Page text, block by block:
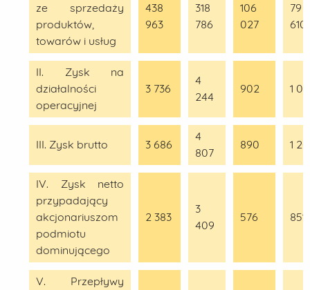
ze sprzedaży
produktów,
towarów i usług
438
963
318
786
106
027
79
610
II. Zysk na
działalności
operacyjnej
3 736
4
244
902 1
III. Zysk brutto 3 686
4
807
890 1
IV. Zysk netto
przypadający
akcjonariuszom
podmiotu
dominującego
2 383
3
409
576 851
V. Przepływy